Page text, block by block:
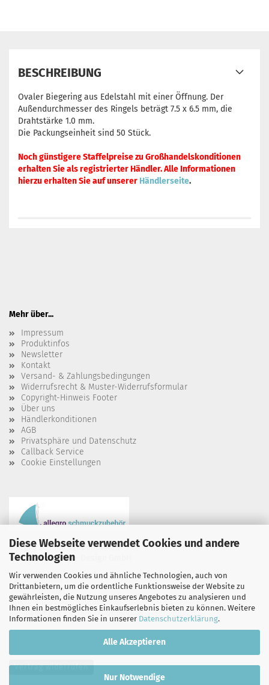
Diese Webseite verwendet Cookies und andere
Technologien
Wir verwenden Cookies und ähnliche Technologien, auch von
Drittanbietern, um die ordentliche Funktionsweise der Website zu
gewährleisten, die Nutzung unseres Angebotes zu analysieren und
Ihnen ein bestmögliches Einkaufserlebnis bieten zu können. Weitere
Informationen finden Sie in unserer Datenschutzerklärung.
Alle Akzeptieren
Nur Notwendige
BESCHREIBUNG
Ovaler Biegering aus Edelstahl mit einer Öffnung. Der
Außendurchmesser des Ringels beträgt 7.5 x 6.5 mm, die
Drahtstärke 1.0 mm.
Die Packungseinheit sind 50 Stück.
Noch günstigere Staffelpreise zu Großhandelskonditionen
erhalten Sie als registrierter Händler. Alle Informationen
hierzu erhalten Sie auf unserer Händlerseite.
Mehr über...
Impressum
Produktinfos
Newsletter
Kontakt
Versand- & Zahlungsbedingungen
Widerrufsrecht & Muster-Widerrufsformular
Copyright-Hinweis Footer
Über uns
Händlerkonditionen
AGB
Privatsphäre und Datenschutz
Callback Service
Cookie Einstellungen
allegro schmuckzubehör
Allegro Schmuck - Design GmbH
Auf`m Siebent 21
54497 Morbach
Telefon: 0 65 33 - 950 020
mail@allegro-schmuckzubehoer.de
Vertrag widerrufen